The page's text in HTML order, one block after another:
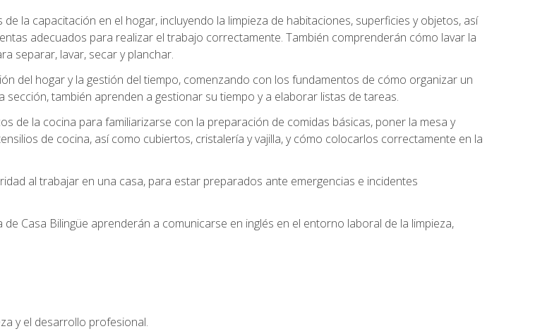
la capacitación en el hogar, incluyendo la limpieza de habitaciones, superficies y objetos, así
adecuados para realizar el trabajo correctamente. También comprenderán cómo lavar la
separar, lavar, secar y planchar.
del hogar y la gestión del tiempo, comenzando con los fundamentos de cómo organizar un
sección, también aprenden a gestionar su tiempo y a elaborar listas de tareas.
de la cocina para familiarizarse con la preparación de comidas básicas, poner la mesa y
de cocina, así como cubiertos, cristalería y vajilla, y cómo colocarlos correctamente en la
al trabajar en una casa, para estar preparados ante emergencias e incidentes
Casa Bilingüe aprenderán a comunicarse en inglés en el entorno laboral de la limpieza,
y el desarrollo profesional.